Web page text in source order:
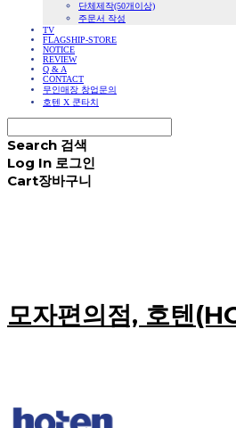
단체제작(50개이상)
주문서 작성
TV
FLAGSHIP-STORE
NOTICE
REVIEW
Q & A
CONTACT
무인매장 창업문의
호텐 X 쿤타치
Search 검색
Log In 로그인
Cart장바구니
모자편의점, 호텐